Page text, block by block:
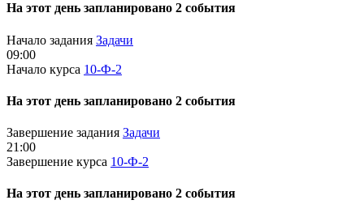
На этот день запланировано 2 события
Начало задания Задачи
09:00
Начало курса 10-Ф-2
На этот день запланировано 2 события
Завершение задания Задачи
21:00
Завершение курса 10-Ф-2
На этот день запланировано 2 события